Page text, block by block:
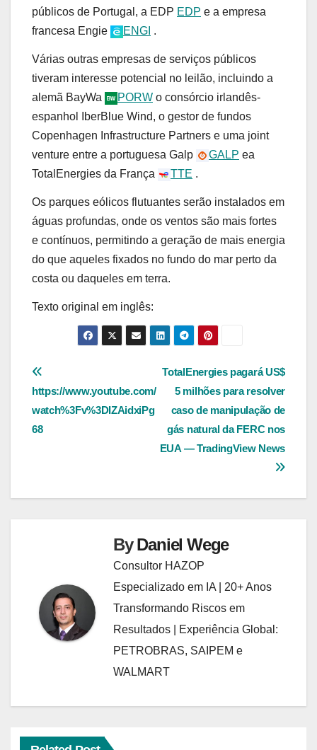
públicos de Portugal, a EDP EDP e a empresa
francesa Engie
ENGI .
Várias outras empresas de serviços públicos
tiveram interesse potencial no leilão, incluindo a
alemã BayWa
PORW o consórcio irlandês-
espanhol IberBlue Wind, o gestor de fundos
Copenhagen Infrastructure Partners e uma joint
venture entre a portuguesa Galp
GALP ea
TotalEnergies da França
TTE .
Os parques eólicos flutuantes serão instalados em
águas profundas, onde os ventos são mais fortes
e contínuos, permitindo a geração de mais energia
do que aqueles fixados no fundo do mar perto da
costa ou daqueles em terra.
Texto original em inglês:
Navegação
de
Post
TotalEnergies pagará US$
5 milhões para resolver
caso de manipulação de
gás natural da FERC nos
EUA — TradingView News
https://www.youtube.com/
watch%3Fv%3DIZAidxiPg
68
ByDaniel Wege
Consultor HAZOP
Especializado em IA | 20+ Anos
Transformando Riscos em
Resultados | Experiência Global:
PETROBRAS, SAIPEM e
WALMART